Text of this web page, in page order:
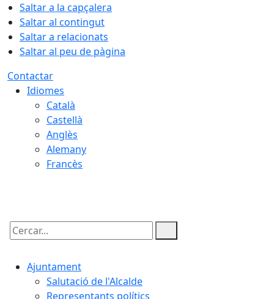
Saltar a la capçalera
Saltar al contingut
Saltar a relacionats
Saltar al peu de pàgina
Contactar
Idiomes
Català
Castellà
Anglès
Alemany
Francès
Cercar:
Ajuntament
Salutació de l'Alcalde
Representants polítics